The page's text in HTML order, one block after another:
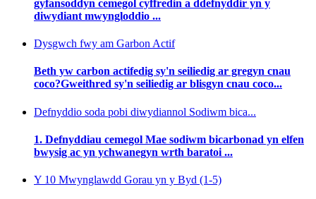
gyfansoddyn cemegol cyffredin a ddefnyddir yn y
diwydiant mwyngloddio ...
Dysgwch fwy am Garbon Actif
Beth yw carbon actifedig sy'n seiliedig ar gregyn cnau
coco?Gweithred sy'n seiliedig ar blisgyn cnau coco...
Defnyddio soda pobi diwydiannol Sodiwm bica...
1. Defnyddiau cemegol Mae sodiwm bicarbonad yn elfen
bwysig ac yn ychwanegyn wrth baratoi ...
Y 10 Mwynglawdd Gorau yn y Byd (1-5)